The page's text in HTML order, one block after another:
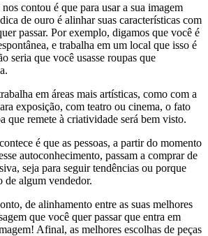
contou é que para usar a sua imagem
de ouro é alinhar suas características com
passar. Por exemplo, digamos que você é
e trabalha em um local que isso é
seria que você usasse roupas que
em áreas mais artísticas, como com a
exposição, com teatro ou cinema, o fato
que remete à criatividade será bem visto.
é que as pessoas, a partir do momento
autoconhecimento, passam a comprar de
, seja para seguir tendências ou porque
de algum vendedor.
de alinhamento entre as suas melhores
que você quer passar que entra em
! Afinal, as melhores escolhas de peças